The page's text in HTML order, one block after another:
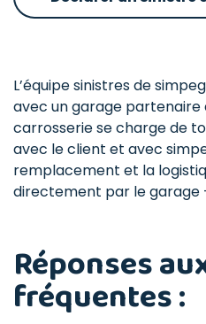
L’équipe sinistres de
avec un garage partenaire
carrosserie se charge de
avec le client et avec
remplacement et la
directement par le garage
Réponses
fréquentes :